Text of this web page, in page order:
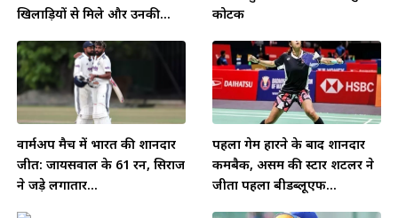
खिलाड़ियों से मिले और उनकी...
कोटक
वार्मअप मैच में भारत की शानदार
जीत: जायसवाल के 61 रन, सिराज
ने जड़े लगातार...
पहला गेम हारने के बाद शानदार
कमबैक, असम की स्टार शटलर ने
जीता पहला बीडब्लूएफ...